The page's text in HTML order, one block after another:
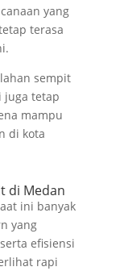
yang
terasa
sempit
juga tetap
mampu
di kota
di Medan
ini banyak
yang
efisiensi
rapi